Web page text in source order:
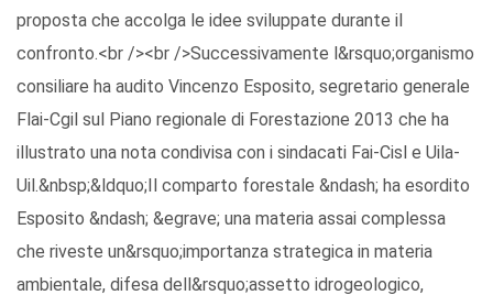
proposta che accolga le idee sviluppate durante il
confronto.<br /><br />Successivamente l&rsquo;organismo
consiliare ha audito Vincenzo Esposito, segretario generale
Flai-Cgil sul Piano regionale di Forestazione 2013 che ha
illustrato una nota condivisa con i sindacati Fai-Cisl e Uila-
Uil.&nbsp;&ldquo;Il comparto forestale &ndash; ha esordito
Esposito &ndash; &egrave; una materia assai complessa
che riveste un&rsquo;importanza strategica in materia
ambientale, difesa dell&rsquo;assetto idrogeologico,